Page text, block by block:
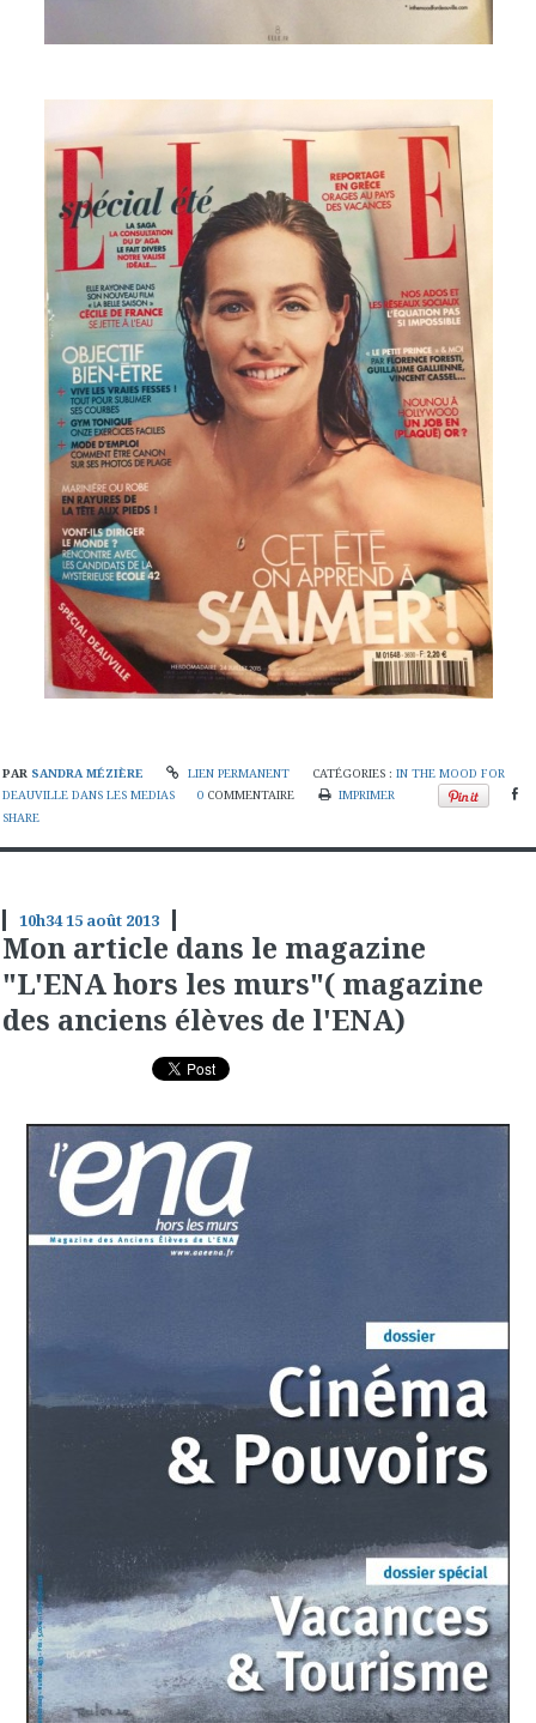
PAR SANDRA MÉZIÈRE LIEN PERMANENT CATÉGORIES :IN THE MOOD FOR
DEAUVILLE DANS LES MEDIAS
0 COMMENTAIRE
IMPRIMER
SHARE
10h3415 août 2013
Mon article dans le magazine
"L'ENA hors les murs"( magazine
des anciens élèves de l'ENA)